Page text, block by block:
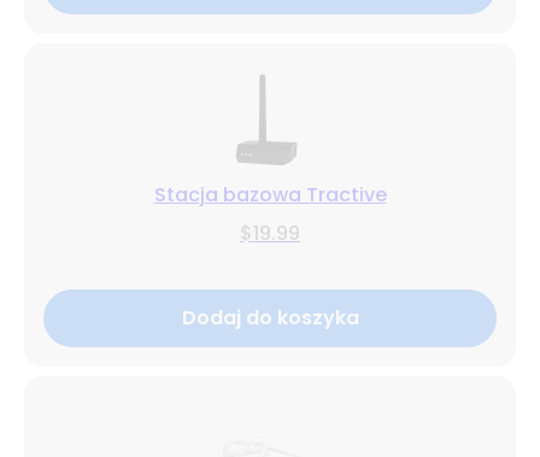
Stacja bazowa Tractive
$19.99
Dodaj do koszyka